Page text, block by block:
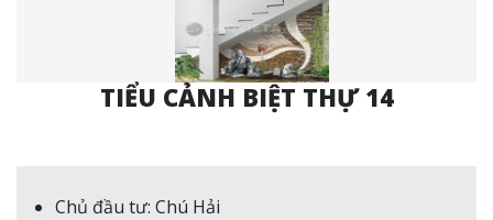
TIỂU CẢNH BIỆT THỰ 14
Chủ đầu tư: Chú Hải